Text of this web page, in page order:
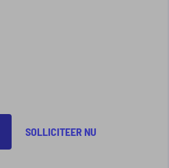
SOLLICITEER NU